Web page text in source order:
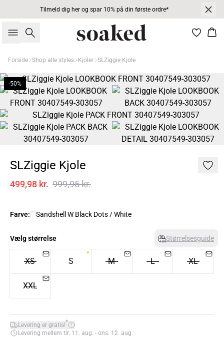
Tilmeld dig her og spar 10% på din første ordre*
Søg
Forside Shop alle styles Kjoler SLZiggie Kjole
-50%
SLZiggie Kjole
499,98 kr. 999,95 kr.
Farve: Sandshell W Black Dots / White
Vælg størrelse Størrelsesguide
XS S M L XL
XXL
Levering er gratis!*
Levering mellem tir. 11. aug. - ons. 12. aug.